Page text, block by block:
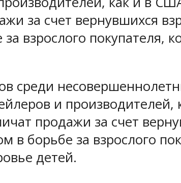
за счет вернувшихся
взрослого покупателя,
среди
и
продажи за счет
борьбе за взрослого
детей.